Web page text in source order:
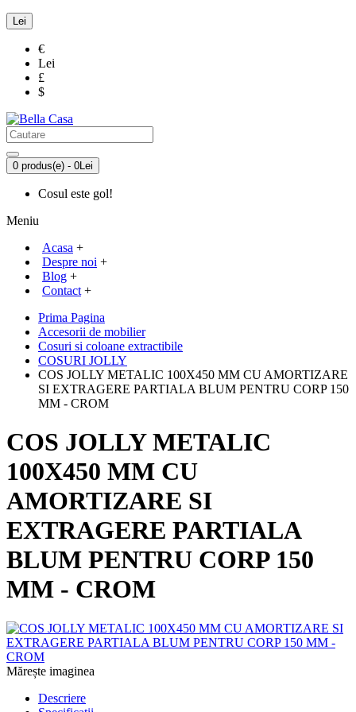
Lei
€
Lei
£
$
0 produs(e) - 0Lei
Cosul este gol!
Meniu
Acasa +
Despre noi +
Blog +
Contact +
Prima Pagina
Accesorii de mobilier
Cosuri si coloane extractibile
COSURI JOLLY
COS JOLLY METALIC 100X450 MM CU AMORTIZARE
SI EXTRAGERE PARTIALA BLUM PENTRU CORP 150
MM - CROM
COS JOLLY METALIC
100X450 MM CU
AMORTIZARE SI
EXTRAGERE PARTIALA
BLUM PENTRU CORP 150
MM - CROM
Mărește imaginea
Descriere